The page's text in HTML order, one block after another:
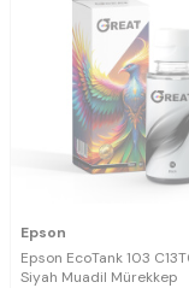
Epson
Epson EcoTank 103
Siyah Muadil Mürekkep